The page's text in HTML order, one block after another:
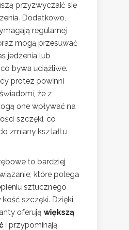
przyzwyczaić się
Dodatkowo,
regularnej
mogą przesuwać
jedzenia lub
bywa uciążliwe.
protez powinni
że z
one wpływać na
szczęki, co
zmiany kształtu
to bardziej
które polega
sztucznego
kość szczęki. Dzięki
oferują większą
i przypominają